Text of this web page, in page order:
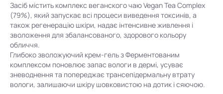
Засіб містить комплекс веганского чаю Vegan Tea Complex
(79%), який запускає всі процеси виведення токсинів, а
також регенерацію шкіри, надає інтенсивне живлення і
зволоження для збалансованого, здорового кольору
обличчя.
Глибоко зволожуючий крем-гель з Ферментованим
комплексом поновлює запас вологи в дермі, усуває
зневоднення та попереджає трансепідермальну втрату
вологи, залишаючи шкіру шовковистою на дотик і сяючою.